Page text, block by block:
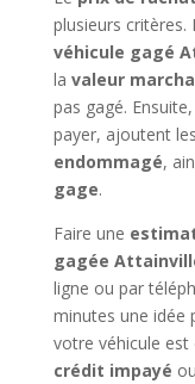
plusieurs critères.
véhicule gagé
la valeur
pas gagé.
payer, ajoutent
endommagé,
gage.
Faire une
gagée
ligne ou par
minutes une idée
votre véhicule est
crédit impayé